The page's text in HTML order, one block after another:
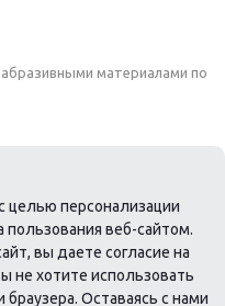
материалами по
08-74
персонализации
веб-сайтом.
вы даете согласие на
не хотите использовать
Оставаясь с нами